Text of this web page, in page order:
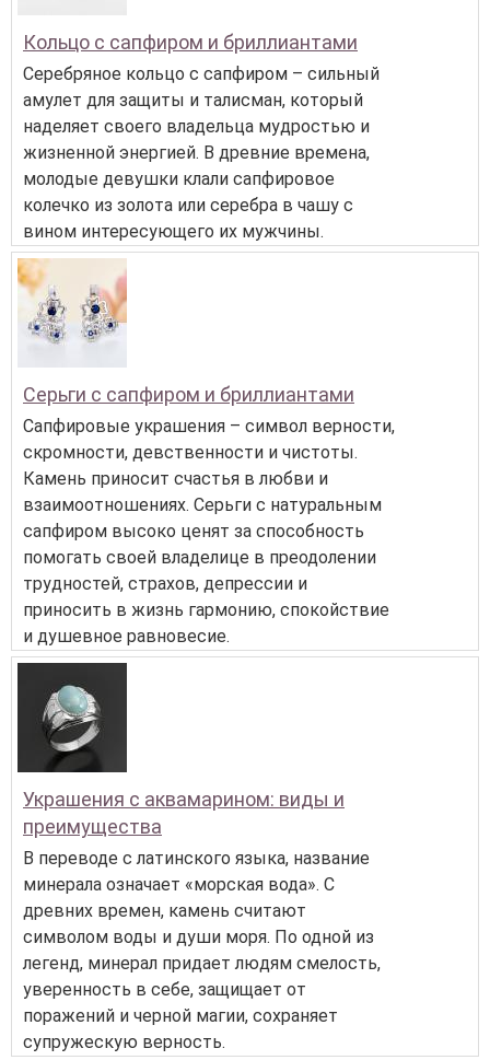
Кольцо с сапфиром и бриллиантами
Серебряное кольцо с сапфиром – сильный
амулет для защиты и талисман, который
наделяет своего владельца мудростью и
жизненной энергией. В древние времена,
молодые девушки клали сапфировое
колечко из золота или серебра в чашу с
вином интересующего их мужчины.
Серьги с сапфиром и бриллиантами
Сапфировые украшения – символ верности,
скромности, девственности и чистоты.
Камень приносит счастья в любви и
взаимоотношениях. Серьги с натуральным
сапфиром высоко ценят за способность
помогать своей владелице в преодолении
трудностей, страхов, депрессии и
приносить в жизнь гармонию, спокойствие
и душевное равновесие.
Украшения с аквамарином: виды и
преимущества
В переводе с латинского языка, название
минерала означает «морская вода». С
древних времен, камень считают
символом воды и души моря. По одной из
легенд, минерал придает людям смелость,
уверенность в себе, защищает от
поражений и черной магии, сохраняет
супружескую верность.